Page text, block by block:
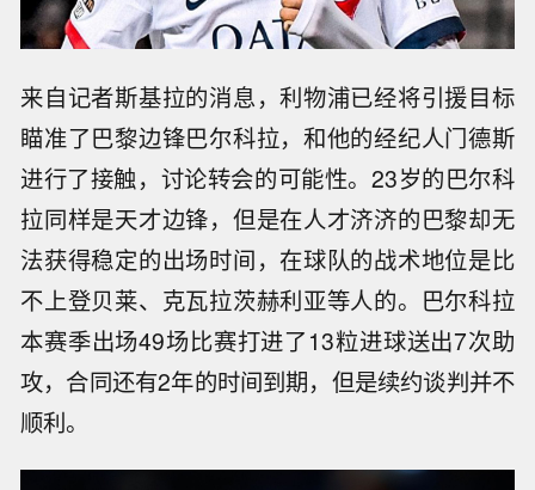
来自记者斯基拉的消息，利物浦已经将引援目标
瞄准了巴黎边锋巴尔科拉，和他的经纪人门德斯
进行了接触，讨论转会的可能性。23岁的巴尔科
拉同样是天才边锋，但是在人才济济的巴黎却无
法获得稳定的出场时间，在球队的战术地位是比
不上登贝莱、克瓦拉茨赫利亚等人的。巴尔科拉
本赛季出场49场比赛打进了13粒进球送出7次助
攻，合同还有2年的时间到期，但是续约谈判并不
顺利。